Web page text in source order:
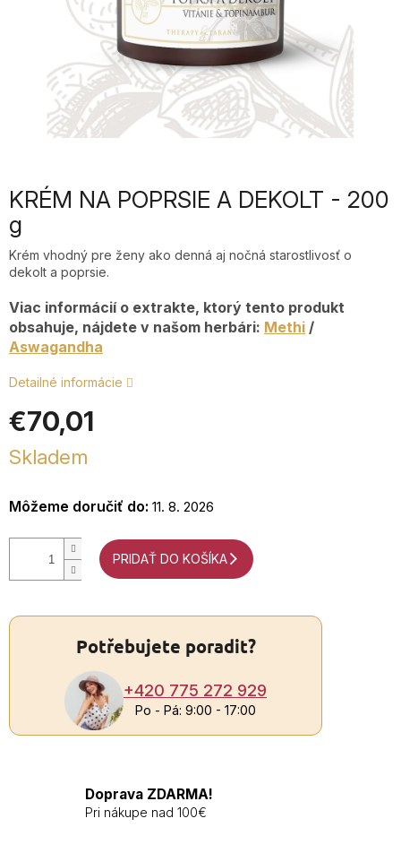
KRÉM NA POPRSIE A DEKOLT - 200
g
Krém vhodný pre ženy ako denná aj nočná starostlivosť o
dekolt a poprsie.
Viac informácií o extrakte, ktorý tento produkt
obsahuje, nájdete v našom herbári: Methi /
Aswagandha
Detailné informácie
€70,01
Jednotková
cena:
Skladem
Môžeme doručiť do: 11. 8. 2026
PRIDAŤ DO KOŠÍKA
Potřebujete poradit?
+420 775 272 929
Po - Pá: 9:00 - 17:00
Doprava ZDARMA!
Pri nákupe nad 100€